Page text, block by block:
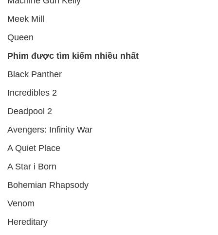
Meek Mill
Queen
Phim được tìm kiếm nhiều nhất
Black Panther
Incredibles 2
Deadpool 2
Avengers: Infinity War
A Quiet Place
A Star i Born
Bohemian Rhapsody
Venom
Hereditary